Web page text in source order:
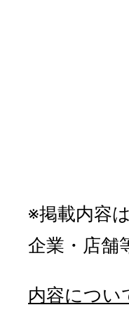
※掲載内容
企業・店舗
内容につい